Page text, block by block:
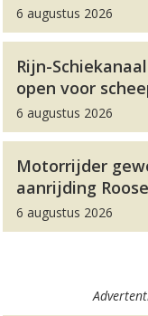
6 augustus 2026
Rijn-
open voor
6 augustus 2026
Motorrijder
aanrijding
6 augustus 2026